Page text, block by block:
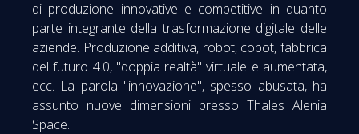
di produzione innovative e competitive in quanto
parte integrante della trasformazione digitale delle
aziende. Produzione additiva, robot, cobot, fabbrica
del futuro 4.0, "doppia realtà" virtuale e aumentata,
ecc. La parola "innovazione", spesso abusata, ha
assunto nuove dimensioni presso Thales Alenia
Space.